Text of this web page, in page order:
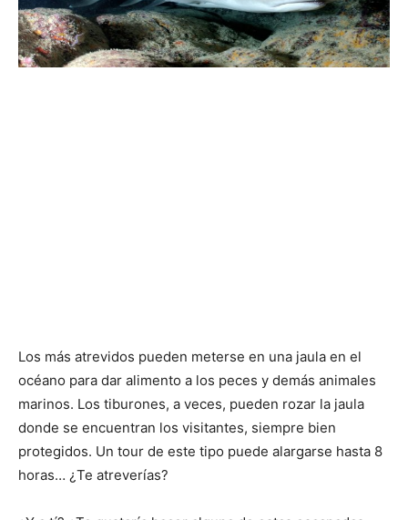
Los más atrevidos pueden meterse en una jaula en el
océano para dar alimento a los peces y demás animales
marinos. Los tiburones, a veces, pueden rozar la jaula
donde se encuentran los visitantes, siempre bien
protegidos. Un tour de este tipo puede alargarse hasta 8
horas… ¿Te atreverías?